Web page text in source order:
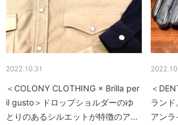
2022.10.31
＜COLONY CLOTHING × Brilla per
il gusto＞ドロップショルダーのゆ
とりのあるシルエットが特徴のア...
＜
ラン
アン